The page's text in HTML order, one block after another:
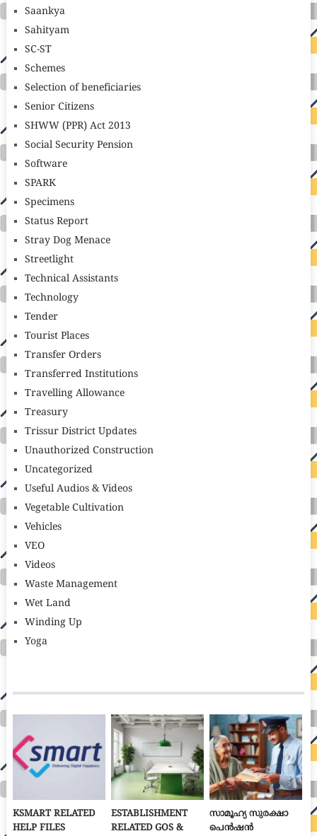
Saankya
Sahityam
SC-ST
Schemes
Selection of beneficiaries
Senior Citizens
SHWW (PPR) Act 2013
Social Security Pension
Software
SPARK
Specimens
Status Report
Stray Dog Menace
Streetlight
Technical Assistants
Technology
Tender
Tourist Places
Transfer Orders
Transferred Institutions
Travelling Allowance
Treasury
Trissur District Updates
Unauthorized Construction
Uncategorized
Useful Audios & Videos
Vegetable Cultivation
Vehicles
VEO
Videos
Waste Management
Wet Land
Winding Up
Yoga
KSMART RELATED
HELP FILES
ESTABLISHMENT
RELATED GOS &
സാമൂഹ്യ സുരക്ഷാ
പെൻഷൻ